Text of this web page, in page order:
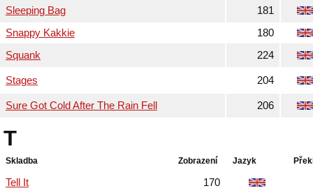
Sleeping Bag
181
Snappy Kakkie
180
Squank
224
Stages 204
Sure Got Cold After The Rain Fell 206
T
Skladba Zobrazení Jazyk
Tell It 170